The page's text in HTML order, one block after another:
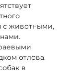
с животными,
отлова.
в